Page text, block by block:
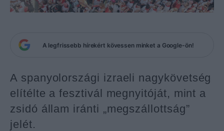
A legfrissebb hírekért kövessen minket a Google-ön!
A spanyolországi izraeli nagykövetség
elítélte a fesztivál megnyitóját, mint a
zsidó állam iránti „megszállottság”
jelét.